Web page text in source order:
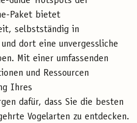
Paket bietet
selbstständig in
dort eine unvergessliche
Mit einer umfassenden
und Ressourcen
Ihres
dafür, dass Sie die besten
Vogelarten zu entdecken.